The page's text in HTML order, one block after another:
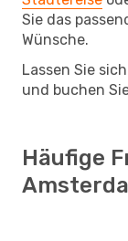
Sie das
Wünsche.
Lassen Sie
und buchen
Häufige